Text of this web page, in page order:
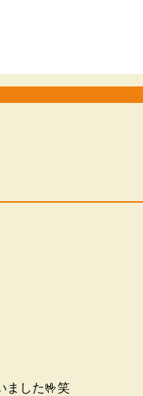
ました🤟笑